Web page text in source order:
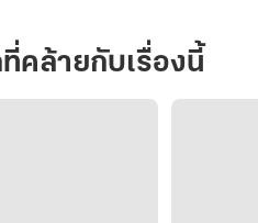
คล้ายกับเรื่องนี้